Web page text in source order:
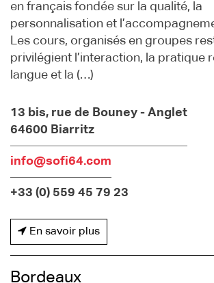
en français fondée sur la qualité, la
personnalisation et
Les cours, organisés en groupes
privilégient l’interaction, la pratique
langue et la (…)
13 bis, rue de Bouney - Anglet
64600 Biarritz
info@sofi64.com
+33 (0) 559 45 79 23
En savoir plus
Bordeaux